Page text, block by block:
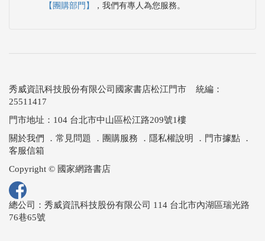
【團購部門】
，我們有專人為您服務。
秀威資訊科技股份有限公司國家書店松江門市 統編：
25511417
門市地址：104 台北市中山區松江路209號1樓
關於我們
． 常見問題 ． 團購服務 ． 隱私權說明 ． 門市據點 ．
客服信箱
Copyright © 國家網路書店
總公司：秀威資訊科技股份有限公司 114 台北市內湖區瑞光路
76巷65號